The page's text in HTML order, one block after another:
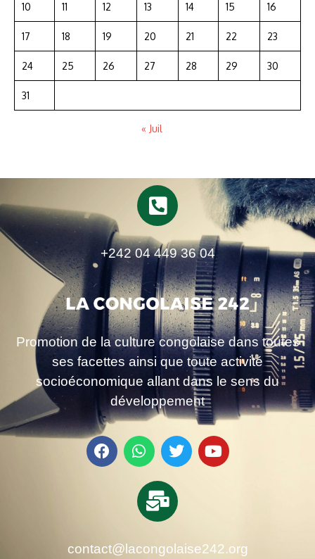
10 11 12 13 14 15 16
17 18 19 20 21 22 23
24 25 26 27 28 29 30
31
« Juil
+242 04 449 36 04
Promotion de la culture congolaise dans toutes
ses facettes ainsi que toute activité
socioéconomique allant dans le sens du
développement
contact@lacongolaise242.org